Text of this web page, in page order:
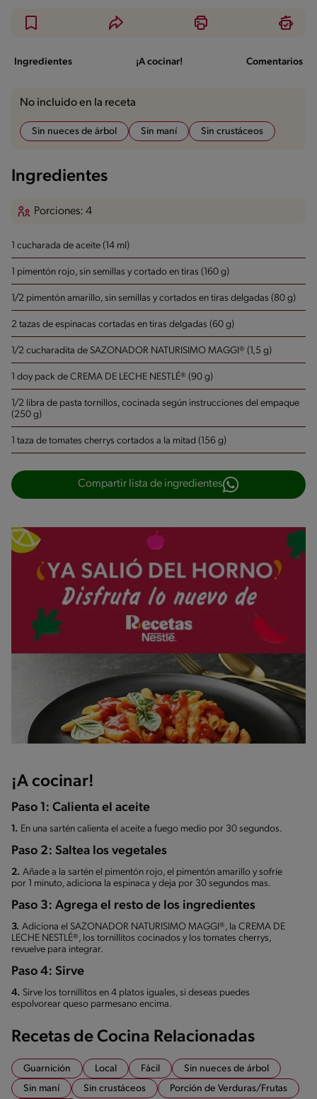
Ingredientes ¡A cocinar! Comentarios
No incluido en la receta
Sin nueces de árbol Sin maní Sin crustáceos
Ingredientes
Porciones: 4
1 cucharada de aceite (14 ml)
1 pimentón rojo, sin semillas y cortado en tiras (160 g)
1/2 pimentón amarillo, sin semillas y cortados en tiras delgadas (80 g)
2 tazas de espinacas cortadas en tiras delgadas (60 g)
1/2 cucharadita de SAZONADOR NATURISIMO MAGGI® (1,5 g)
1 doy pack de CREMA DE LECHE NESTLÉ® (90 g)
1/2 libra de pasta tornillos, cocinada según instrucciones del empaque
(250 g)
1 taza de tomates cherrys cortados a la mitad (156 g)
Compartir lista de ingredientes
¡A cocinar!
Paso 1: Calienta el aceite
1. En una sartén calienta el aceite a fuego medio por 30 segundos.
Paso 2: Saltea los vegetales
2. Añade a la sartén el pimentón rojo, el pimentón amarillo y sofríe
por 1 minuto, adiciona la espinaca y deja por 30 segundos mas.
Paso 3: Agrega el resto de los ingredientes
3. Adiciona el SAZONADOR NATURISIMO MAGGI®, la CREMA DE
LECHE NESTLÉ®, los tornillitos cocinados y los tomates cherrys,
revuelve para integrar.
Paso 4: Sirve
4. Sirve los tornillitos en 4 platos iguales, si deseas puedes
espolvorear queso parmesano encima.
Recetas de Cocina Relacionadas
Guarnición Local Fácil
Sin nueces de árbol
Sin maní
Sin crustáceos Porción de Verduras/Frutas